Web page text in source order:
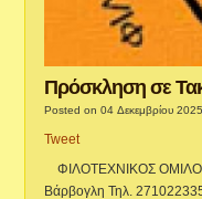
Πρόσκληση σε
Posted on 04 Δεκεμβρίου 2025
Tweet
ΦΙΛΟΤΕΧΝΙΚΟΣ
Βάρβογλη Τηλ.